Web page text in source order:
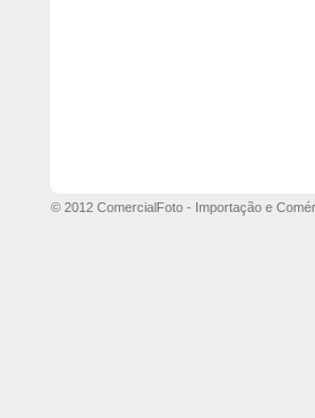
© 2012 ComercialFoto - Importação e